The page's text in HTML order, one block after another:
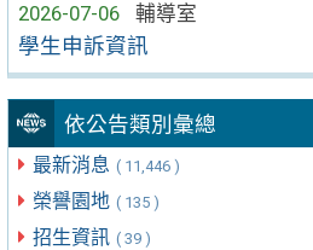
2026-07-06
輔導室
學生申訴資訊
依公告類別彙總
最新消息 ( 11,446 )
榮譽園地 ( 135 )
招生資訊 ( 39 )